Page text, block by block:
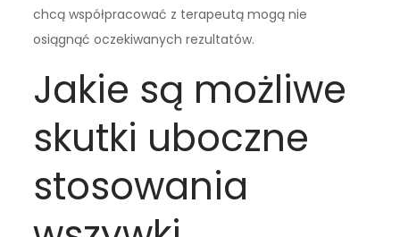
chcą współpracować z terapeutą mogą nie
osiągnąć oczekiwanych rezultatów.
Jakie są możliwe
skutki uboczne
stosowania